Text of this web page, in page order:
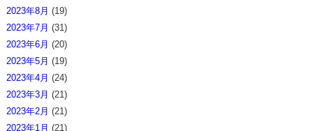
2023年8月 (19)
2023年7月 (31)
2023年6月 (20)
2023年5月 (19)
2023年4月 (24)
2023年3月 (21)
2023年2月 (21)
2023年1月 (21)